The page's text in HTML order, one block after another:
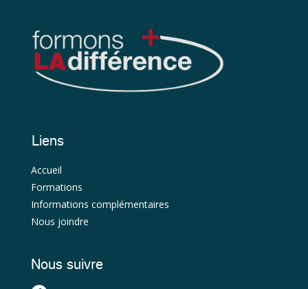
Liens
Accueil
Formations
Informations complémentaires
Nous joindre
Nous suivre